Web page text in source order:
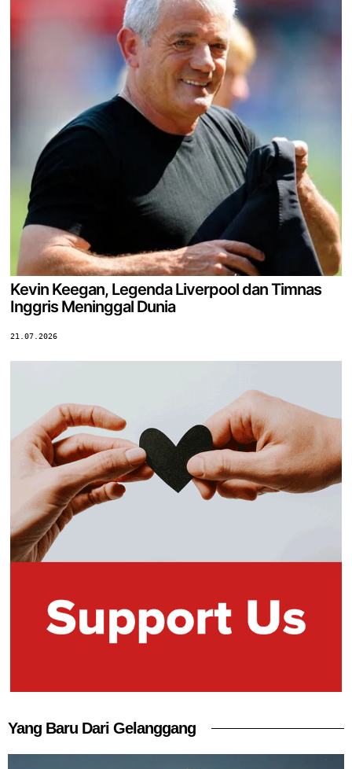
Kevin Keegan, Legenda Liverpool dan Timnas
Inggris Meninggal Dunia
21.07.2026
Yang Baru Dari Gelanggang